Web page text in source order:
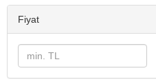
Fiyat